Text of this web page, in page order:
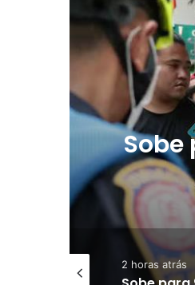
Sobe
2 horas atrás